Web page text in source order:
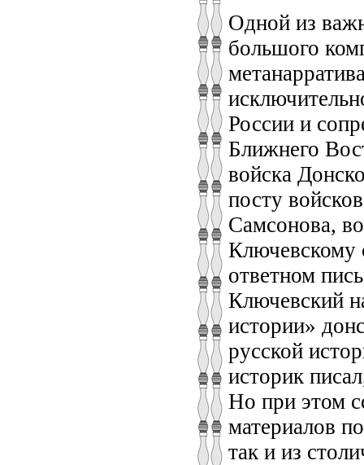
Одной из
большого
России и
Ближнего
войска
посту
Самсонова,
Ключевскому
ответном
Ключевский
истории»
русской
историк
Но при этом
материалов
так и из